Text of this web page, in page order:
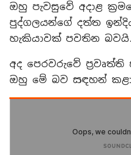
ඔහු පැවසුවේ අදාළ
පුද්ගලයන්ගේ දත්ත
හැකියාවක් පවතින බවයි.
අද පෙරවරුවේ
ඔහු මේ බව සඳහන්